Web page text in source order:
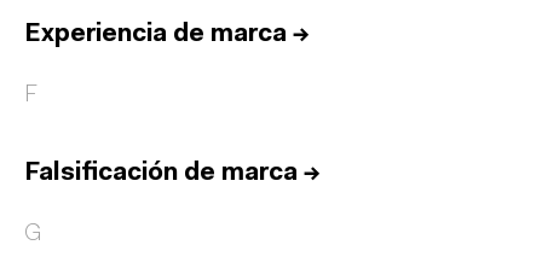
Experiencia de marca →
F
Falsificación de marca →
G